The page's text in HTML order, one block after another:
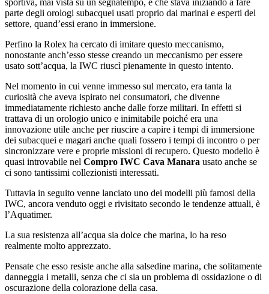
sportiva, mai vista su un segnatempo, e che stava iniziando a fare
parte degli orologi subacquei usati proprio dai marinai e esperti del
settore, quand’essi erano in immersione.
Perfino la Rolex ha cercato di imitare questo meccanismo,
nonostante anch’esso stesse creando un meccanismo per essere
usato sott’acqua, la IWC riuscì pienamente in questo intento.
Nel momento in cui venne immesso sul mercato, era tanta la
curiosità che aveva ispirato nei consumatori, che divenne
immediatamente richiesto anche dalle forze militari. In effetti si
trattava di un orologio unico e inimitabile poiché era una
innovazione utile anche per riuscire a capire i tempi di immersione
dei subacquei e magari anche quali fossero i tempi di incontro o per
sincronizzare vere e proprie missioni di recupero. Questo modello è
quasi introvabile nel Compro IWC Cava Manara usato anche se
ci sono tantissimi collezionisti interessati.
Tuttavia in seguito venne lanciato uno dei modelli più famosi della
IWC, ancora venduto oggi e rivisitato secondo le tendenze attuali, è
l’Aquatimer.
La sua resistenza all’acqua sia dolce che marina, lo ha reso
realmente molto apprezzato.
Pensate che esso resiste anche alla salsedine marina, che solitamente
danneggia i metalli, senza che ci sia un problema di ossidazione o di
oscurazione della colorazione della casa.